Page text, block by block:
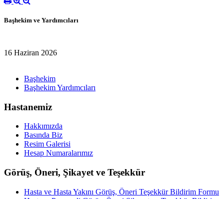
Başhekim ve Yardımcıları
16 Haziran 2026
Başhekim
Başhekim Yardımcıları
Hastanemiz
Hakkımızda
Basında Biz
Resim Galerisi
Hesap Numaralarımız
Görüş, Öneri, Şikayet ve Teşekkür
Hasta ve Hasta Yakını Görüş, Öneri Teşekkür Bildirim Formu